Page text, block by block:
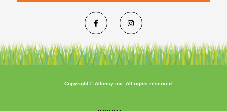
Copyright © Allonsy inc. All rights reserved.